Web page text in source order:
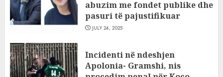
abuzim me fondet publike dhe
pasuri të pajustifikuar
JULY 24, 2025
Incidenti në ndeshjen
Apolonia- Gramshi, nis